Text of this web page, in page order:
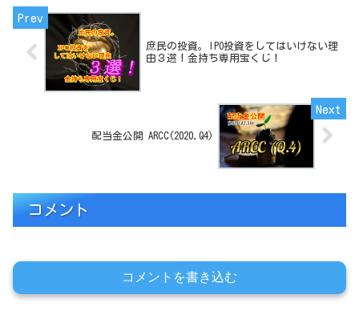
庶民の投資。IPO投資をしてはいけない理
由３選！金持ち専用宝くじ！
配当金公開 ARCC(2020,Q4)
コメント
コメントを書き込む